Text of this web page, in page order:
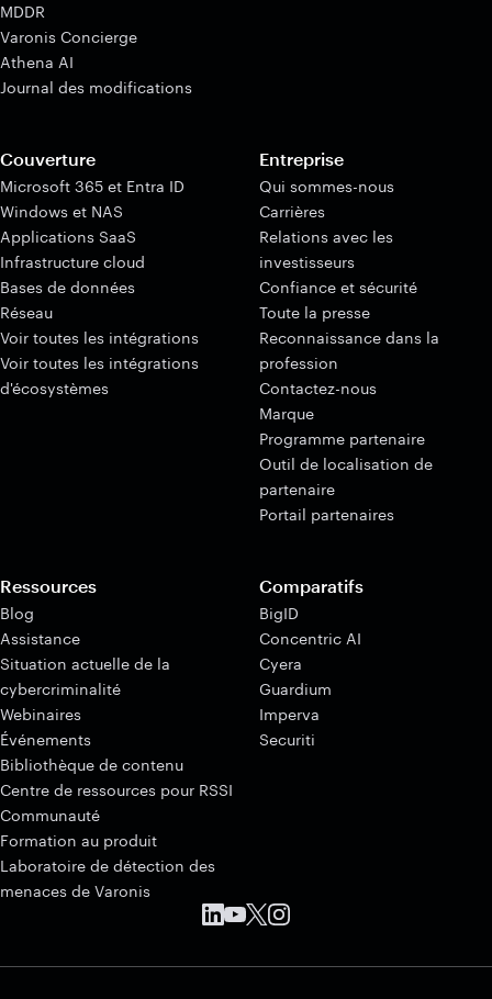
MDDR
Varonis Concierge
Athena AI
Journal des modifications
Couverture
Microsoft 365 et Entra ID
Windows et NAS
Applications SaaS
Infrastructure cloud
Bases de données
Réseau
Voir toutes les intégrations
Voir toutes les intégrations
d'écosystèmes
Entreprise
Qui sommes-nous
Carrières
Relations avec les
investisseurs
Confiance et sécurité
Toute la presse
Reconnaissance dans la
profession
Contactez-nous
Marque
Programme partenaire
Outil de localisation de
partenaire
Portail partenaires
Ressources
Blog
Assistance
Situation actuelle de la
cybercriminalité
Webinaires
Événements
Bibliothèque de contenu
Centre de ressources pour RSSI
Communauté
Formation au produit
Laboratoire de détection des
menaces de Varonis
Comparatifs
BigID
Concentric AI
Cyera
Guardium
Imperva
Securiti